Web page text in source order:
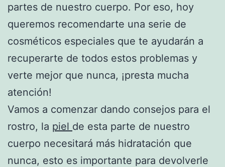
partes de nuestro cuerpo. Por eso, hoy
queremos recomendarte una serie de
cosméticos especiales que te ayudarán a
recuperarte de todos estos problemas y
verte mejor que nunca, ¡presta mucha
atención!
Vamos a comenzar dando consejos para el
rostro, la piel de esta parte de nuestro
cuerpo necesitará más hidratación que
nunca, esto es importante para devolverle